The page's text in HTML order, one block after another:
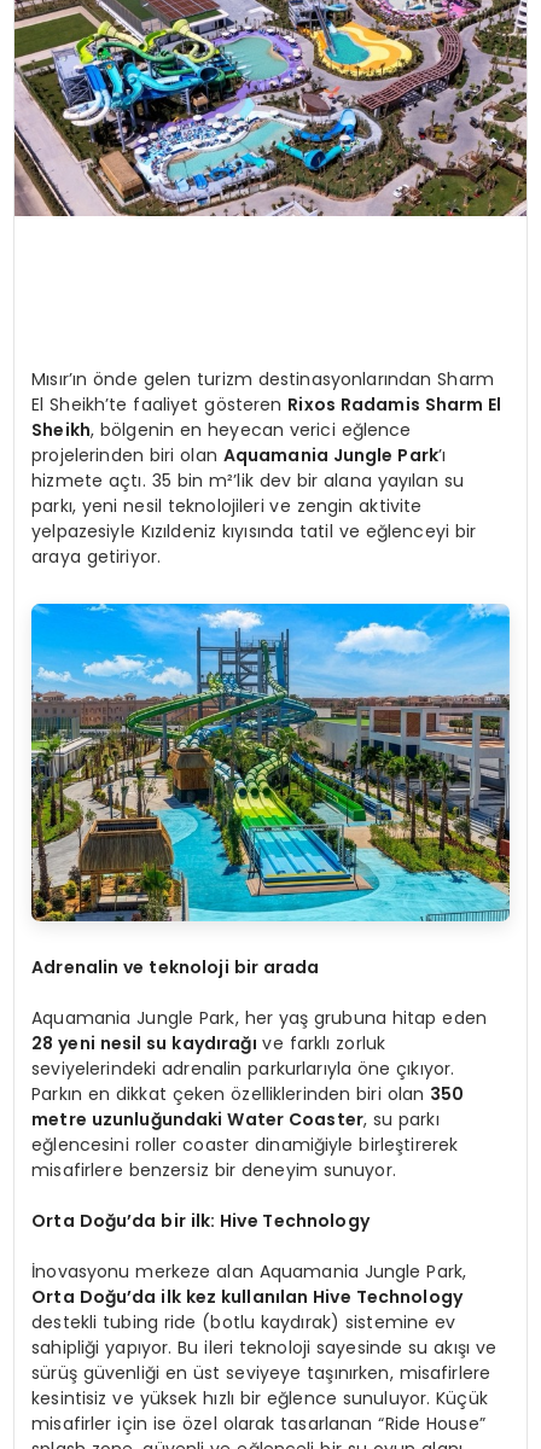
Mısır’ın önde gelen turizm destinasyonlarından Sharm
El Sheikh’te faaliyet gösteren Rixos Radamis Sharm El
Sheikh, bölgenin en heyecan verici eğlence
projelerinden biri olan Aquamania Jungle Park’ı
hizmete açtı. 35 bin m²’lik dev bir alana yayılan su
parkı, yeni nesil teknolojileri ve zengin aktivite
yelpazesiyle Kızıldeniz kıyısında tatil ve eğlenceyi bir
araya getiriyor.
Adrenalin ve teknoloji bir arada
Aquamania Jungle Park, her yaş grubuna hitap eden
28 yeni nesil su kaydırağı ve farklı zorluk
seviyelerindeki adrenalin parkurlarıyla öne çıkıyor.
Parkın en dikkat çeken özelliklerinden biri olan 350
metre uzunluğundaki Water Coaster, su parkı
eğlencesini roller coaster dinamiğiyle birleştirerek
misafirlere benzersiz bir deneyim sunuyor.
Orta Doğu’da bir ilk: Hive Technology
İnovasyonu merkeze alan Aquamania Jungle Park,
Orta Doğu’da ilk kez kullanılan Hive Technology
destekli tubing ride (botlu kaydırak) sistemine ev
sahipliği yapıyor. Bu ileri teknoloji sayesinde su akışı ve
sürüş güvenliği en üst seviyeye taşınırken, misafirlere
kesintisiz ve yüksek hızlı bir eğlence sunuluyor. Küçük
misafirler için ise özel olarak tasarlanan “Ride House”